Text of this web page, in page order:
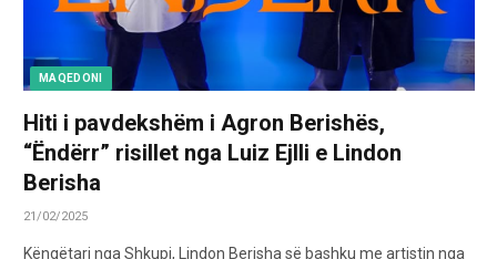
MAQEDONI
Hiti i pavdekshëm i Agron Berishës,
“Ëndërr” risillet nga Luiz Ejlli e Lindon
Berisha
21/02/2025
Këngëtari nga Shkupi, Lindon Berisha së bashku me artistin nga